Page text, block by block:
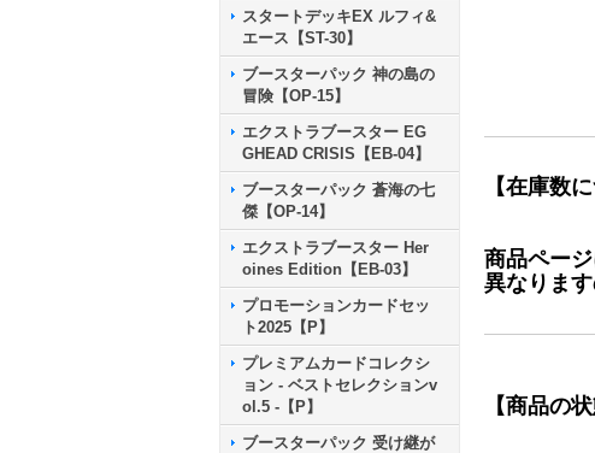
スタートデッキEX ルフィ&
エース【ST-30】
ブースターパック 神の島の
冒険【OP-15】
エクストラブースター EG
GHEAD CRISIS【EB-04】
ブースターパック 蒼海の七
傑【OP-14】
エクストラブースター Her
oines Edition【EB-03】
プロモーションカードセッ
ト2025【P】
プレミアムカードコレクシ
ョン - ベストセレクションv
ol.5 -【P】
ブースターパック 受け継が
【在庫数
商品ペー
異なります
【商品の